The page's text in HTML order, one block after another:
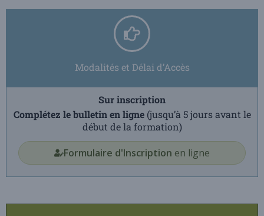
Modalités et Délai d’Accès
Sur inscription
Complétez le bulletin en ligne (jusqu’à 5 jours avant le
début de la formation)
Formulaire d'Inscription en ligne